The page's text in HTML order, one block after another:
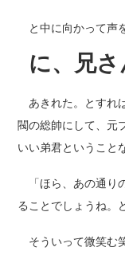
と中に向かって声
に、兄さ
あきれた。とすれ
閥の総帥にして、元
いい弟君ということ
「ほら、あの通り
ることでしょうね。
そういって微笑む